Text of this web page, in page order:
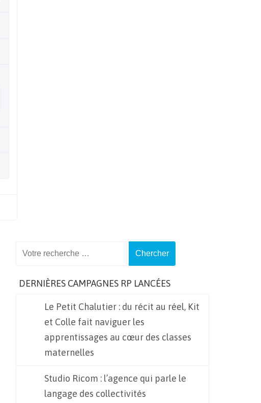
DERNIÈRES CAMPAGNES RP LANCÉES
Le Petit Chalutier : du récit au réel, Kit
et Colle fait naviguer les
apprentissages au cœur des classes
maternelles
Studio Ricom : l’agence qui parle le
langage des collectivités